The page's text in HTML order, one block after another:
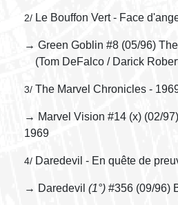
2/ Le Bouffon Vert - Face
→ Green Goblin #8 (05/96)
(Tom DeFalco / Darick
3/ The Marvel Chronicles -
→ Marvel Vision #14 (x) (02/
1969
4/ Daredevil - En quête de
→ Daredevil (1°) #356 (09/96)